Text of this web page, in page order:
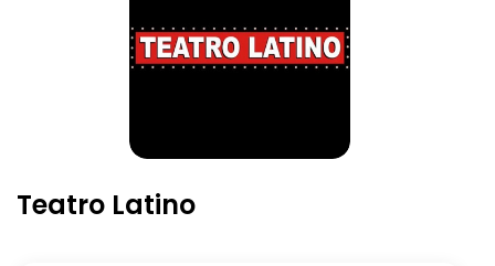
Teatro Latino